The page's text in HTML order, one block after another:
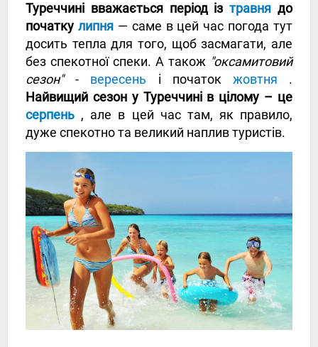
Туреччині вважається період ізтравня до
початку липня— саме в цей час погода тут
досить тепла для того, щоб засмагати, але
без спекотної спеки. А також "оксамитовий
сезон"- вересень і початок жовтня .
Найвищий сезон у Туреччині в цілому – це
серпень , але в цей час там, як правило,
дуже спекотно та великий наплив туристів.